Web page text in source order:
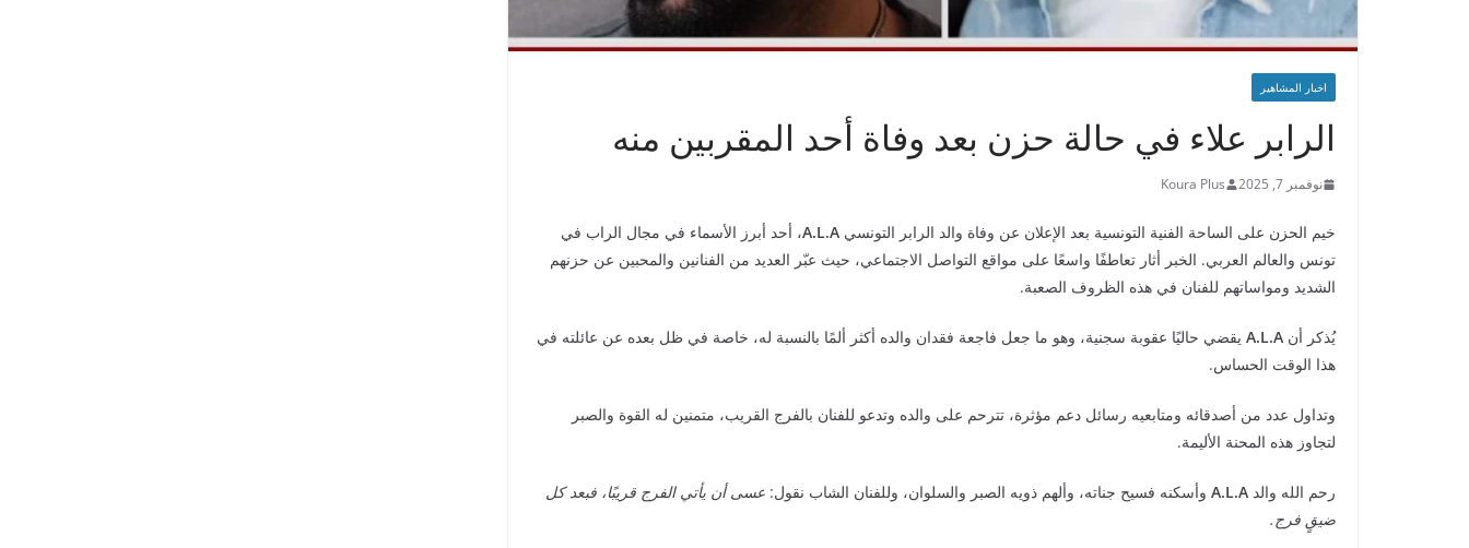
اخبار المشاهير
الرابر علاء في حالة حزن بعد وفاة أحد المقربين منه
نوفمبر 7, 2025 Koura Plus
خيم الحزن على الساحة الفنية التونسية بعد الإعلان عن وفاة والد الرابر التونسي A.L.A، أحد أبرز الأسماء في مجال الراب في
تونس والعالم العربي. الخبر أثار تعاطفًا واسعًا على مواقع التواصل الاجتماعي، حيث عبّر العديد من الفنانين والمحبين عن حزنهم
الشديد ومواساتهم للفنان في هذه الظروف الصعبة.
يُذكر أن A.L.A يقضي حاليًا عقوبة سجنية، وهو ما جعل فاجعة فقدان والده أكثر ألمًا بالنسبة له، خاصة في ظل بعده عن عائلته في
هذا الوقت الحساس.
وتداول عدد من أصدقائه ومتابعيه رسائل دعم مؤثرة، تترحم على والده وتدعو للفنان بالفرج القريب، متمنين له القوة والصبر
لتجاوز هذه المحنة الأليمة.
رحم الله والد A.L.A وأسكنه فسيح جناته، وألهم ذويه الصبر والسلوان، وللفنان الشاب نقول: عسى أن يأتي الفرج قريبًا، فبعد كل
ضيقٍ فرج.